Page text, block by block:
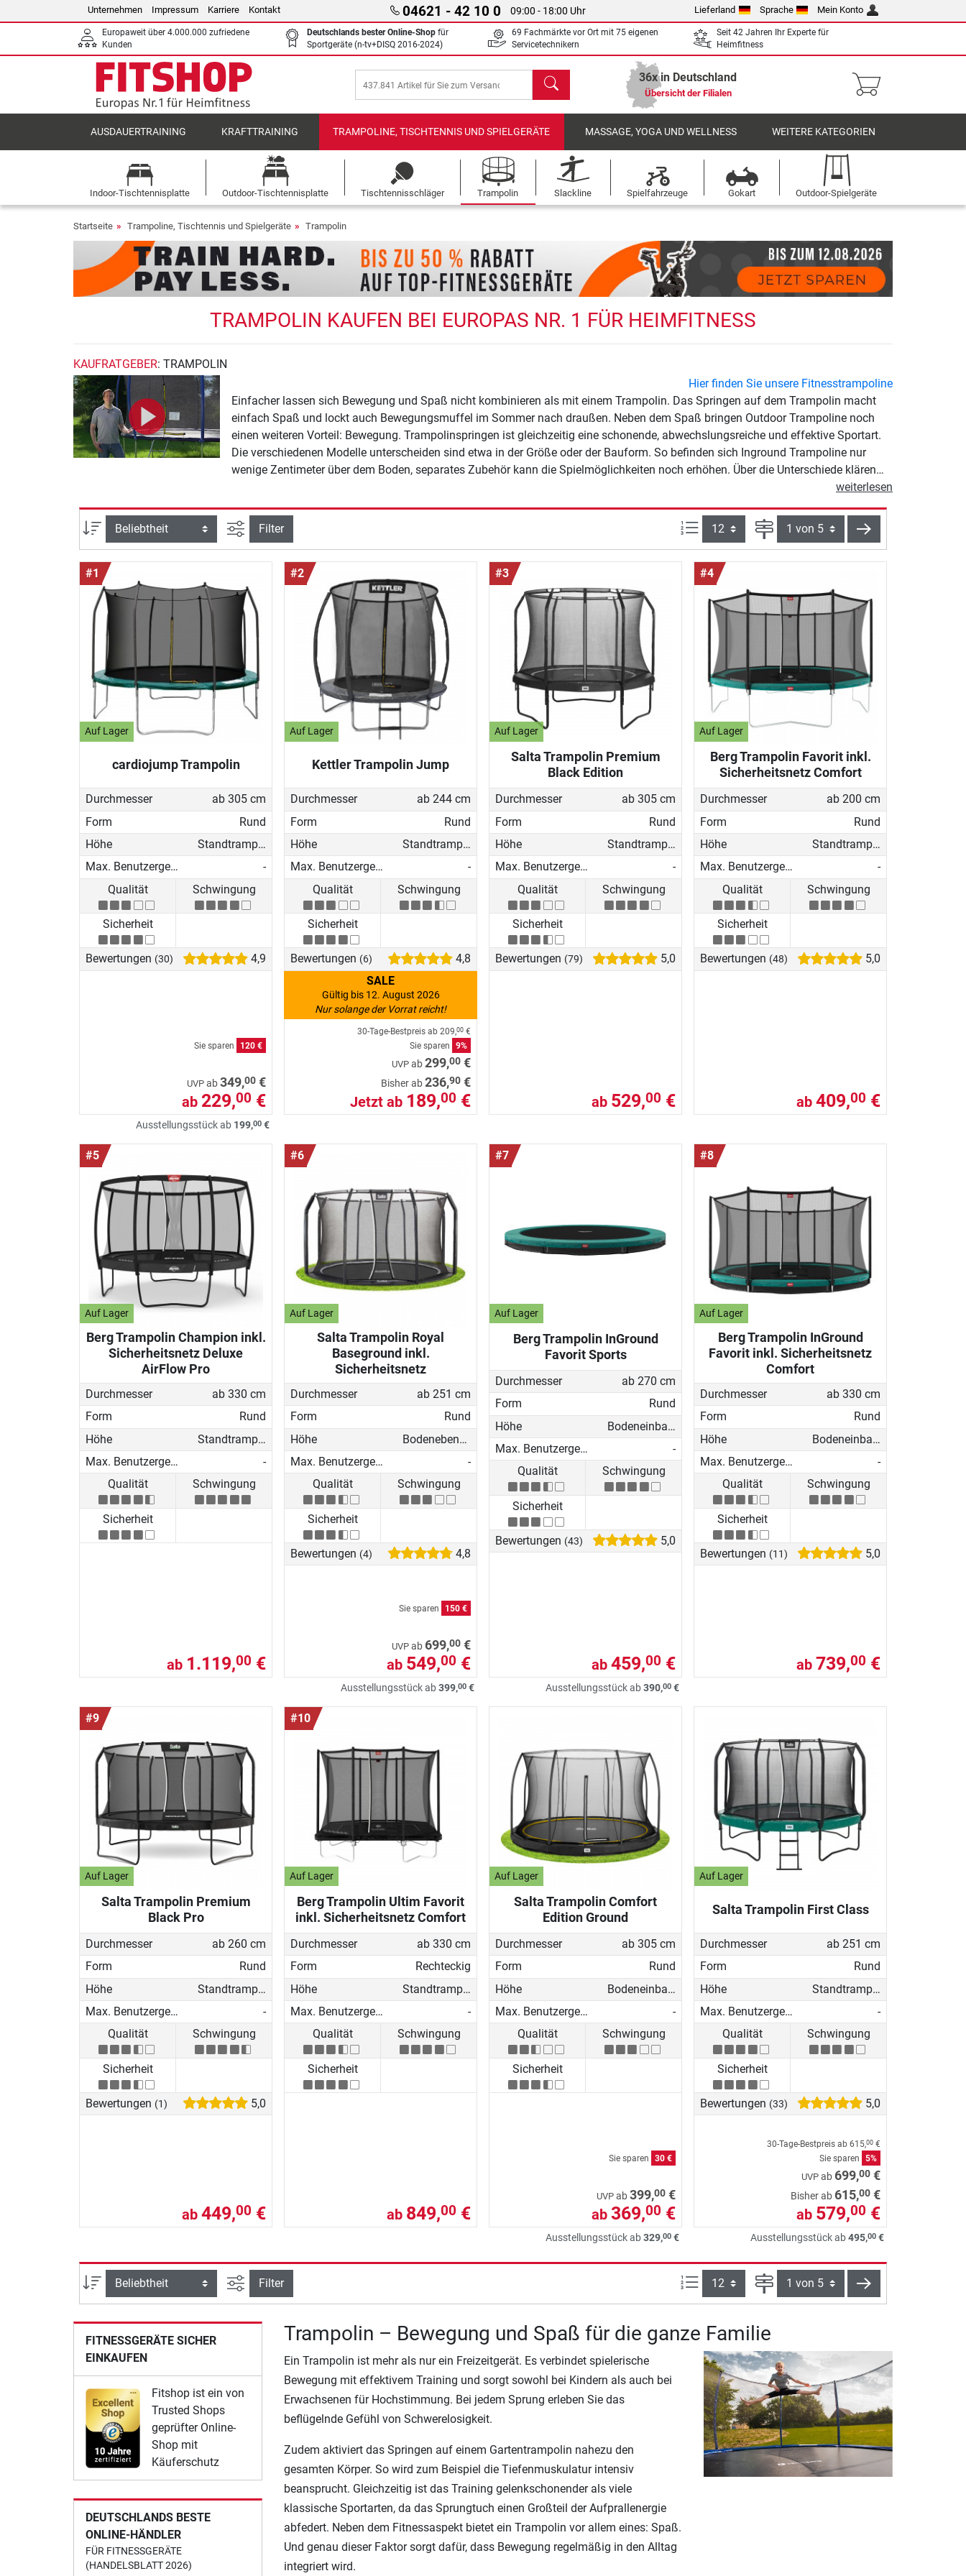
Unternehmen Impressum Karriere Kontakt 04621 - 42 10 0 09:00 - 18:00 Uhr Lieferland Sprache Mein Konto
Europaweit über 4.000.000 zufriedene
Kunden
Deutschlands bester Online-Shop für
Sportgeräte (n-tv+DISQ 2016-2024)
69 Fachmärkte vor Ort mit 75 eigenen
Servicetechnikern
Seit 42 Jahren Ihr Experte für
Heimfitness
Suchen 36x in Deutschland
Übersicht der Filialen
AUSDAUERTRAINING KRAFTTRAINING TRAMPOLINE, TISCHTENNIS UND SPIELGERÄTE MASSAGE, YOGA UND WELLNESS WEITERE KATEGORIEN
Indoor-Tischtennisplatte Outdoor-Tischtennisplatte Tischtennisschläger Trampolin Slackline Spielfahrzeuge Gokart Outdoor-Spielgeräte
Startseite Trampoline, Tischtennis und Spielgeräte Trampolin
TRAMPOLIN KAUFEN BEI EUROPAS NR. 1 FÜR HEIMFITNESS
KAUFRATGEBER: TRAMPOLIN
Hier finden Sie unsere Fitnesstrampoline
Einfacher lassen sich Bewegung und Spaß nicht kombinieren als mit einem Trampolin. Das Springen auf dem Trampolin macht
einfach Spaß und lockt auch Bewegungsmuffel im Sommer nach draußen. Neben dem Spaß bringen Outdoor Trampoline noch
einen weiteren Vorteil: Bewegung. Trampolinspringen ist gleichzeitig eine schonende, abwechslungsreiche und effektive Sportart.
Die verschiedenen Modelle unterscheiden sind etwa in der Größe oder der Bauform. So befinden sich Inground Trampoline nur
wenige Zentimeter über dem Boden, separates Zubehör kann die Spielmöglichkeiten noch erhöhen. Über die Unterschiede klären
weiterlesen
Sortierung Ansicht filtern
Filter Artikel pro Seite: Seite weiter
#1
Auf Lager
cardiojump Trampolin
Durchmesser
ab 305 cm
Form
Rund
Höhe
Standtrampolin
Max. Benutzergewicht
-
Qualität
Schwingung
Sicherheit
Bewertungen (30) 4,9
Sie sparen 120 €
UVP ab349,00 €
ab 229,00 €
Ausstellungsstück ab 199,00 €
#2
Auf Lager
Kettler Trampolin Jump
Durchmesser
ab 244 cm
Form
Rund
Höhe
Standtrampolin
Max. Benutzergewicht
-
Qualität
Schwingung
Sicherheit
Bewertungen (6)
4,8
SALE
Gültig bis 12. August 2026
Nur solange der Vorrat reicht!
30-Tage-Bestpreis ab 209,00 €
Sie sparen
9%
UVP ab299,00 €
Bisher ab236,90 €
Jetzt ab 189,00 €
#3
Auf Lager
Salta Trampolin Premium
Black Edition
Durchmesser
ab 305 cm
Form
Rund
Höhe
Standtrampolin
Max. Benutzergewicht
-
Qualität
Schwingung
Sicherheit
Bewertungen (79) 5,0
ab 529,00 €
#4
Auf Lager
Berg Trampolin Favorit inkl.
Sicherheitsnetz Comfort
Durchmesser
ab 200 cm
Form
Rund
Höhe
Standtrampolin
Max. Benutzergewicht
-
Qualität
Schwingung
Sicherheit
Bewertungen (48) 5,0
ab 409,00 €
#5
Auf Lager
Berg Trampolin Champion inkl.
Sicherheitsnetz Deluxe
AirFlow Pro
Durchmesser
ab 330 cm
Form
Rund
Höhe
Standtrampolin
Max. Benutzergewicht
-
Qualität
Schwingung
Sicherheit
ab 1.119,00 €
#6
Auf Lager
Salta Trampolin Royal
Baseground inkl.
Sicherheitsnetz
Durchmesser
ab 251 cm
Form
Rund
Höhe
Bodenebenes-Trampolin
Max. Benutzergewicht
-
Qualität
Schwingung
Sicherheit
Bewertungen (4) 4,8
Sie sparen 150 €
UVP ab 699,00 €
ab 549,00 €
Ausstellungsstück ab399,00 €
#7
Auf Lager
Berg Trampolin InGround
Favorit Sports
Durchmesser
ab 270 cm
Form
Rund
Höhe
Bodeneinbau-Trampolin
Max. Benutzergewicht
-
Qualität
Schwingung
Sicherheit
Bewertungen (43) 5,0
ab 459,00 €
Ausstellungsstück ab390,00 €
#8
Auf Lager
Berg Trampolin InGround
Favorit inkl. Sicherheitsnetz
Comfort
Durchmesser
ab 330 cm
Form
Rund
Höhe
Bodeneinbau-Trampolin
Max. Benutzergewicht
-
Qualität
Schwingung
Sicherheit
Bewertungen (11) 5,0
ab 739,00 €
#9
Auf Lager
Salta Trampolin Premium
Black Pro
Durchmesser
ab 260 cm
Form
Rund
Höhe
Standtrampolin
Max. Benutzergewicht
-
Qualität
Schwingung
Sicherheit
Bewertungen (1) 5,0
ab 449,00 €
#10
Auf Lager
Berg Trampolin Ultim Favorit
inkl. Sicherheitsnetz Comfort
Durchmesser
ab 330 cm
Form
Rechteckig
Höhe
Standtrampolin
Max. Benutzergewicht
-
Qualität
Schwingung
Sicherheit
ab 849,00 €
Auf Lager
Salta Trampolin Comfort
Edition Ground
Durchmesser
ab 305 cm
Form
Rund
Höhe
Bodeneinbau-Trampolin
Max. Benutzergewicht
-
Qualität
Schwingung
Sicherheit
Sie sparen 30 €
UVP ab399,00 €
ab 369,00 €
Ausstellungsstück ab329,00 €
Auf Lager
Salta Trampolin First Class
Durchmesser
ab 251 cm
Form
Rund
Höhe
Standtrampolin
Max. Benutzergewicht
-
Qualität
Schwingung
Sicherheit
Bewertungen (33) 5,0
30-Tage-Bestpreis ab 615,00 €
Sie sparen
5%
UVP ab 699,00 €
Bisher ab 615,00 €
ab 579,00 €
Ausstellungsstück ab495,00 €
Sortierung Ansicht filtern
Filter Artikel pro Seite: Seite weiter
FITNESSGERÄTE SICHER
EINKAUFEN
Fitshop ist ein von
Trusted Shops
geprüfter Online-
Shop mit
Käuferschutz
DEUTSCHLANDS BESTE
ONLINE-HÄNDLER
FÜR FITNESSGERÄTE
(HANDELSBLATT 2026)
Trampolin – Bewegung und Spaß für die ganze Familie
Ein Trampolin ist mehr als nur ein Freizeitgerät. Es verbindet spielerische
Bewegung mit effektivem Training und sorgt sowohl bei Kindern als auch bei
Erwachsenen für Hochstimmung. Bei jedem Sprung erleben Sie das
beflügelnde Gefühl von Schwerelosigkeit.
Zudem aktiviert das Springen auf einem Gartentrampolin nahezu den
gesamten Körper. So wird zum Beispiel die Tiefenmuskulatur intensiv
beansprucht. Gleichzeitig ist das Training gelenkschonender als viele
klassische Sportarten, da das Sprungtuch einen Großteil der Aufprallenergie
abfedert. Neben dem Fitnessaspekt bietet ein Trampolin vor allem eines: Spaß.
Und genau dieser Faktor sorgt dafür, dass Bewegung regelmäßig in den Alltag
integriert wird.